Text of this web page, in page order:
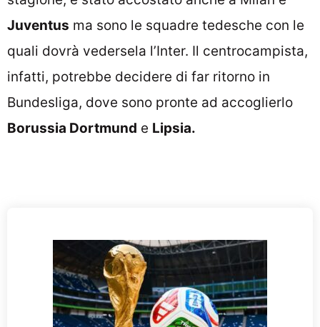
Juventus ma sono le squadre tedesche con le
quali dovrà vedersela l’Inter. Il centrocampista,
infatti, potrebbe decidere di far ritorno in
Bundesliga, dove sono pronte ad accoglierlo
Borussia Dortmund e Lipsia.